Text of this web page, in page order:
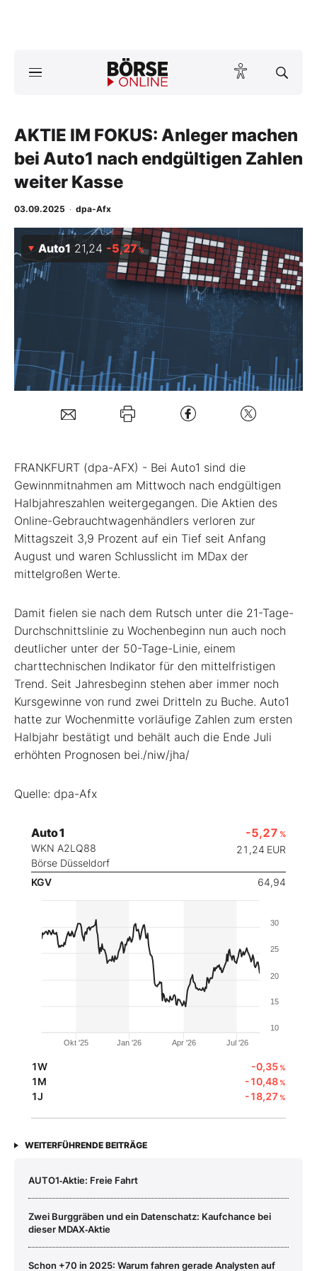
ktuelle Ausgabe BÖRSE ONLINE lesen
News
Anlageprodukte
Finanz-Check
Abo & Shop
BO-Musterdepots
Mein Konto
Kontakt
AKTIE IM FOKUS: Anleger machen
bei Auto1 nach endgültigen Zahlen
weiter Kasse
03.09.2025 · dpa-Afx
Auto1 21,24 -5,27%
FRANKFURT (dpa-AFX) - Bei Auto1 sind die
Gewinnmitnahmen am Mittwoch nach endgültigen
Halbjahreszahlen weitergegangen. Die Aktien des
Online-Gebrauchtwagenhändlers verloren zur
Mittagszeit 3,9 Prozent auf ein Tief seit Anfang
August und waren Schlusslicht im MDax der
mittelgroßen Werte.
Damit fielen sie nach dem Rutsch unter die 21-Tage-
Durchschnittslinie zu Wochenbeginn nun auch noch
deutlicher unter der 50-Tage-Linie, einem
charttechnischen Indikator für den mittelfristigen
Trend. Seit Jahresbeginn stehen aber immer noch
Kursgewinne von rund zwei Dritteln zu Buche. Auto1
hatte zur Wochenmitte vorläufige Zahlen zum ersten
Halbjahr bestätigt und behält auch die Ende Juli
erhöhten Prognosen bei./niw/jha/
Quelle: dpa-Afx
Auto1
WKN A2LQ88
Börse Düsseldorf
-5,27 %
21,24 EUR
KGV 64,94
Okt '25 Jan '26 Apr '26 Jul '26
10
15
20
25
30
1W -0,35%
1M -10,48%
1J -18,27 %
WEITERFÜHRENDE BEITRÄGE
AUTO1‑Aktie: Freie Fahrt
Zwei Burggräben und ein Datenschatz: Kaufchance bei
dieser MDAX‑Aktie
Schon +70 in 2025: Warum fahren gerade Analysten auf